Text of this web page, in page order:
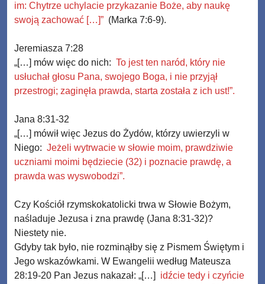
im: Chytrze uchylacie przykazanie Boże, aby naukę
swoją zachować […]” (Marka 7:6-9).
Jeremiasza 7:28
„[…] mów więc do nich: To jest ten naród, który nie
usłuchał głosu Pana, swojego Boga, i nie przyjął
przestrogi; zaginęła prawda, starta została z ich ust!”.
Jana 8:31-32
„[…] mówił więc Jezus do Żydów, którzy uwierzyli w
Niego: Jeżeli wytrwacie w słowie moim, prawdziwie
uczniami moimi będziecie (32) i poznacie prawdę, a
prawda was wyswobodzi”.
Czy Kościół rzymskokatolicki trwa w Słowie Bożym,
naśladuje Jezusa i zna prawdę (Jana 8:31-32)?
Niestety nie.
Gdyby tak było, nie rozminąłby się z Pismem Świętym i
Jego wskazówkami. W Ewangelii według Mateusza
28:19-20 Pan Jezus nakazał: „[…]
idźcie tedy i czyńcie